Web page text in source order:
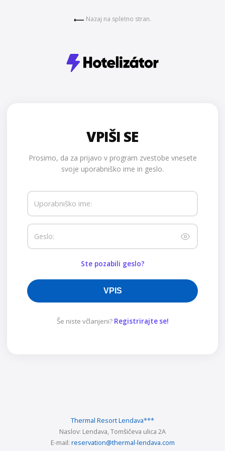
Nazaj na spletno stran.
VPIŠI SE
Prosimo, da za prijavo v program zvestobe vnesete
svoje uporabniško ime in geslo.
Uporabniško ime:
Geslo:
Ste pozabili geslo?
VPIS
Še niste včlanjeni? Registrirajte se!
Thermal Resort Lendava***
Naslov: Lendava, Tomšičeva ulica 2A
E-mail: reservation@thermal-lendava.com